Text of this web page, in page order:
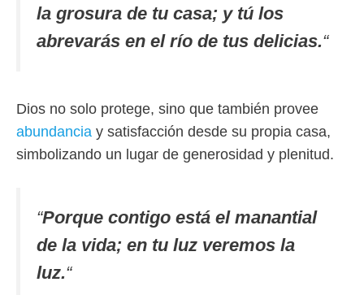
la grosura de tu casa; y tú los
abrevarás en el río de tus delicias.“
Dios no solo protege, sino que también provee
abundancia y satisfacción desde su propia casa,
simbolizando un lugar de generosidad y plenitud.
“Porque contigo está el manantial
de la vida; en tu luz veremos la
luz.“